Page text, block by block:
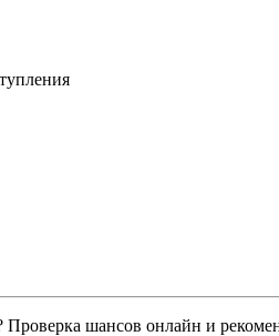
Проверка шансов онлайн и